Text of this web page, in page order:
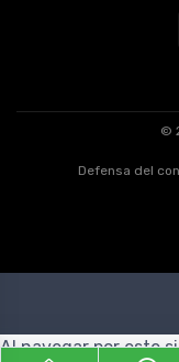
©
Defensa del
Al navegar por este